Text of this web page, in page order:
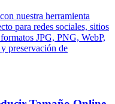
nuestra herramienta
para redes sociales, sitios
JPG, PNG, WebP,
preservación de